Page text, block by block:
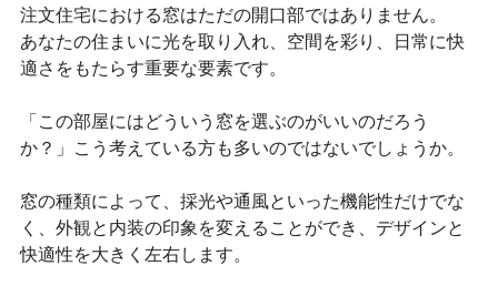
注文住宅における窓はただの開口部ではありません。
あなたの住まいに光を取り入れ、空間を彩り、日常に快
適さをもたらす重要な要素です。
「この部屋にはどういう窓を選ぶのがいいのだろう
か？」こう考えている方も多いのではないでしょうか。
窓の種類によって、採光や通風といった機能性だけでな
く、外観と内装の印象を変えることができ、デザインと
快適性を大きく左右します。